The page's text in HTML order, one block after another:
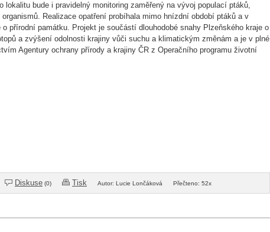
lokalitu bude i pravidelný monitoring zaměřený na vývoj populací ptáků,
Realizace opatření probíhala mimo hnízdní období ptáků a v
o přírodní památku. Projekt je součástí dlouhodobé snahy Plzeňského kraje o
a zvýšení odolnosti krajiny vůči suchu a klimatickým změnám a je v plné
Agentury ochrany přírody a krajiny ČR z Operačního programu životní
Diskuse (0) Tisk Autor: Lucie Lončáková Přečteno: 52x